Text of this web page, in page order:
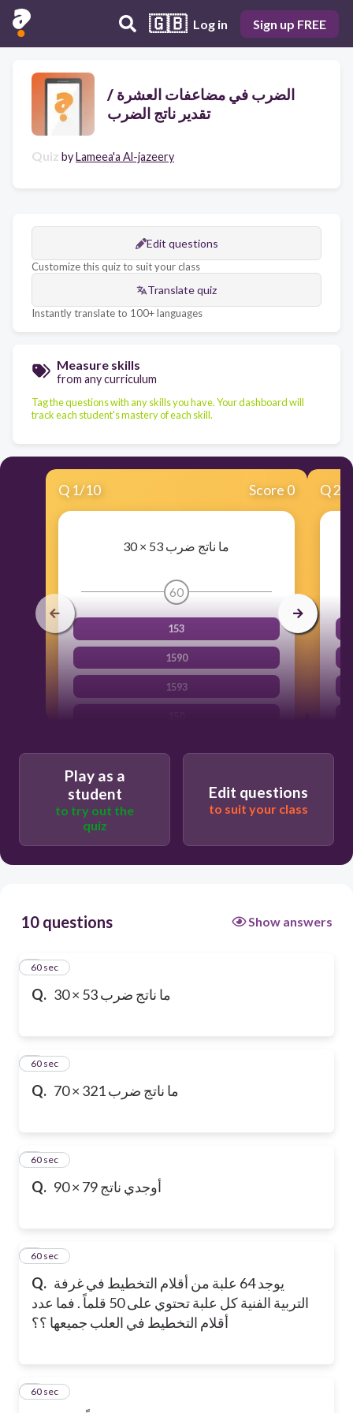
🇬🇧 Log in Sign up FREE
الضرب في مضاعفات العشرة /
تقدير ناتج الضرب
Quiz byLameea'a Al-jazeery
Edit questions
Customize this quiz to suit your class
Translate quiz
Instantly translate to 100+ languages
Measure skills
from any curriculum
Tag the questions with any skills you have. Your dashboard will
track each student's mastery of each skill.
Q 1/10 Score 0
ما ناتج ضرب 53 × 30
60
153
1590
1593
Q2
Play as a
student
to try out the
quiz
Edit questions
to suit your class
10 questions Show answers
Q. ما ناتج ضرب 53 × 30
160 sec
Q. ما ناتج ضرب 321 × 70
260 sec
Q. أوجدي ناتج 79 × 90
360 sec
Q. يوجد 64 علبة من أقلام التخطيط في غرفة
التربية الفنية كل علبة تحتوي على 50 قلماً . فما عدد
أقلام التخطيط في العلب جميعها ؟؟
460 sec
560 sec